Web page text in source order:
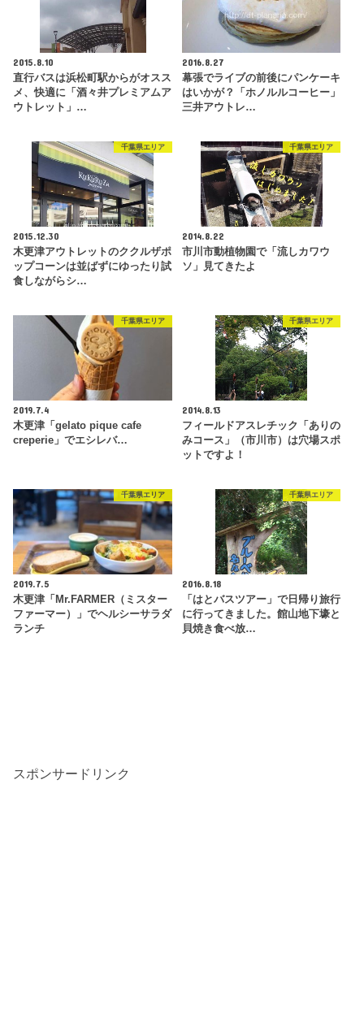
2015.8.10
直行バスは浜松町駅からがオスス
メ、快適に「酒々井プレミアムア
ウトレット」…
2016.8.27
幕張でライブの前後にパンケーキ
はいかが？「ホノルルコーヒー」
三井アウトレ…
千葉県エリア
2015.12.30
木更津アウトレットのククルザポ
ップコーンは並ばずにゆったり試
食しながらシ…
千葉県エリア
2014.8.22
市川市動植物園で「流しカワウ
ソ」見てきたよ
千葉県エリア
2019.7.4
木更津「gelato pique cafe
creperie」でエシレバ…
千葉県エリア
2014.8.13
フィールドアスレチック「ありの
みコース」（市川市）は穴場スポ
ットですよ！
千葉県エリア
2019.7.5
木更津「Mr.FARMER（ミスター
ファーマー）」でヘルシーサラダ
ランチ
千葉県エリア
2016.8.18
「はとバスツアー」で日帰り旅行
に行ってきました。館山地下壕と
貝焼き食べ放…
スポンサードリンク